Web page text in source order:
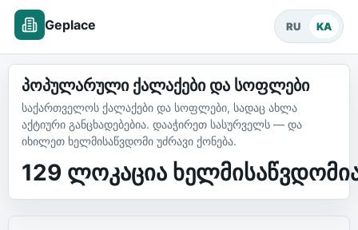
Geplace RU KA
პოპულარული ქალაქები და სოფლები
საქართველოს ქალაქები და სოფლები, სადაც ახლა
აქტიური განცხადებებია. დააჭირეთ სასურველს — და
იხილეთ ხელმისაწვდომი უძრავი ქონება.
129 ლოკაცია